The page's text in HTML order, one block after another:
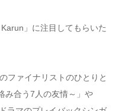
」に注目してもらいた
ファイナリストのひとりと
み合う7人の友情～」や